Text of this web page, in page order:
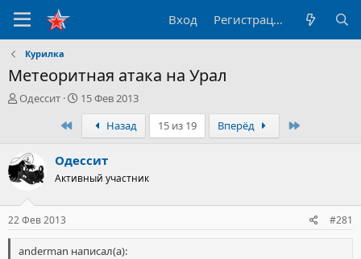
Вход Регистрация
Курилка
Метеоритная атака на Урал
А
р
т
е
м
ы
Одессит
Д
а
а
н
а
ч
15 Фев 2013
ПервыйНазад 15 из 19 Вперёд
Одессит
Активный участник
22 Фев 2013 #281
anderman написал(а):